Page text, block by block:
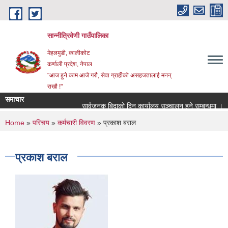
Skip to main content
सान्नीत्रिवेणी गाउँपालिका
मेहलमुडी, कालीकोट
कर्णाली प्रदेश, नेपाल
"आज हुने काम आजै गरौ, सेवा ग्राहीको असहजतालाई मनन्
राखौ !"
समाचार
सार्वजनुक बिदाको दिन कार्यालय सञ्चालन हुने सम्बन्धमा ।
You are here
Home » परिचय » कर्मचारी विवरण » प्रकाश बराल
प्रकाश बराल